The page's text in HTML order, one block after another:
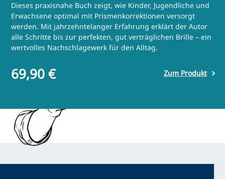
Dieses praxisnahe Buch zeigt, wie Kinder, Jugendliche und
Erwachsene optimal mit Prismenkorrektionen versorgt
werden. Mit jahrzehntelanger Erfahrung erklärt der Autor
alle Schritte bis zur perfekten, gut verträglichen Brille – ein
wertvolles Nachschlagewerk für den Alltag.
69,90 € Zum Produkt